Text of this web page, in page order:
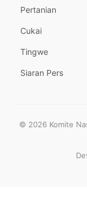
Pertanian
Cukai
Tingwe
Siaran Pers
© 2026 Komite